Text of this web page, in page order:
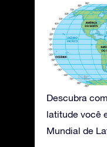
Descubra
latitude você
Mundial de